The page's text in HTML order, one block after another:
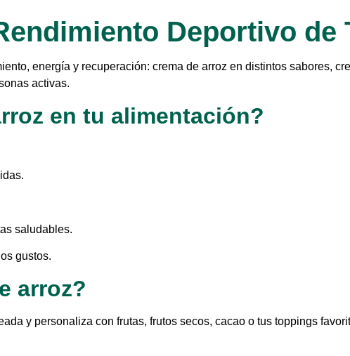
Deportivo de
energía y recuperación: crema de arroz en distintos sabores,
activas.
en tu alimentación?
saludables.
gustos.
arroz?
y personaliza con frutas, frutos secos, cacao o tus toppings